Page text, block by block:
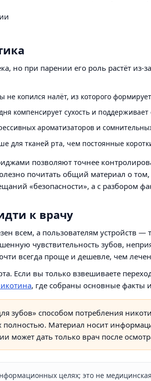
но при парении его роль растёт из-
не копился налёт, из которого
компенсирует сухость и
ароматизаторов и
для тканей рта, чем постоянные
позволяют точнее
почитать общий материал о том,
«безопасности», а с разбором
к врачу
всем, а пользователям устройств —
чувствительность зубов,
всегда проще и дешевле, чем
Если вы только взвешиваете
, где собраны основные факты
зубов» способом потребления
полностью. Материал носит
может дать только врач после
целях; это не